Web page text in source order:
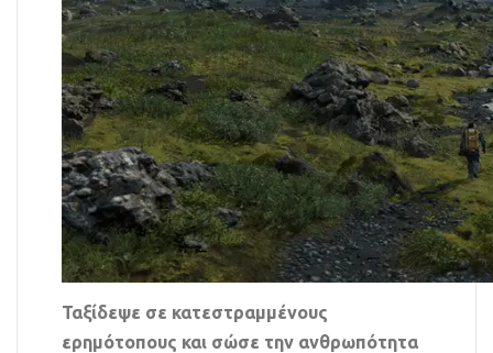
Ταξίδεψε σε κατεστραμμένους
ερημότοπους και σώσε την ανθρωπότητα